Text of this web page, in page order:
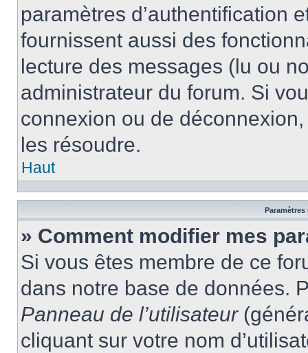
paramètres d’authentification
fournissent aussi des
lecture des messages (lu ou
administrateur du forum. Si
connexion ou de
les résoudre.
Haut
Paramètres
» Comment modifier mes
Si vous êtes membre de ce
dans notre base de données.
Panneau de l’utilisateur
cliquant sur votre nom